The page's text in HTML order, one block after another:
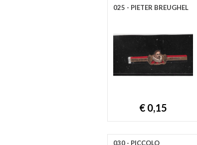
025 - PIETER BREUGHEL
€ 0,15
030 - PICCOLO